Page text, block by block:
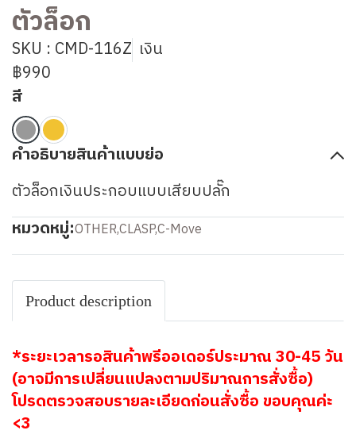
ตัวล็อก
SKU : CMD-116Z เงิน
฿990
สี
คำอธิบายสินค้าแบบย่อ
ตัวล็อกเงินประกอบแบบเสียบปลั๊ก
หมวดหมู่:OTHER,CLASP,C-Move
Product description
*ระยะเวลารอสินค้าพรีออเดอร์ประมาณ 30-45 วัน
(อาจมีการเปลี่ยนแปลงตามปริมาณการสั่งซื้อ)
โปรดตรวจสอบรายละเอียดก่อนสั่งซื้อ ขอบคุณค่ะ
<3